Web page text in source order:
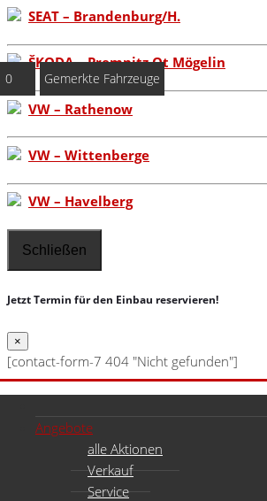
Angebote
alle Aktionen
Verkauf
Service
0 Gemerkte Fahrzeuge
SEAT – Brandenburg/H.
ŠKODA – Premnitz Ot Mögelin
VW – Rathenow
VW – Wittenberge
VW – Havelberg
Schließen
Jetzt Termin für den Einbau reservieren!
×
[contact-form-7 404 "Nicht gefunden"]